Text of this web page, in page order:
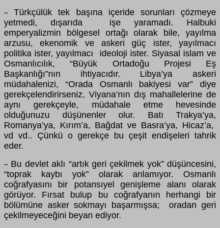
–Türkçülük tek başına içeride sorunları çözmeye
yetmedi, dışarıda işe yaramadı. Halbuki
emperyalizmin bölgesel ortağı olarak bile, yayılma
arzusu, ekenomik ve askeri güç ister, yayılmacı
politika ister, yayılmacı ideoloji ister. Siyasal islam ve
Osmanlıcılık, “Büyük Ortadoğu Projesi Eş
Başkanlığı”nın ihtiyacıdır. Libya’ya askeri
müdahalenizi, “Orada Osmanlı bakiyesi var” diye
gerekçelendirirseniz, Viyana’nın dış mahallelerine de
aynı gerekçeyle, müdahale etme hevesinde
olduğunuzu düşünenler olur. Batı Trakya’ya,
Romanya’ya, Kırım’a, Bağdat ve Basra’ya, Hicaz’a,
vd vd.. Çünkü o gerekçe bu çeşit endişeleri tahrik
eder.
– Bu devlet aklı “artık geri çekilmek yok” düşüncesini,
“toprak kaybı yok” olarak anlamıyor. Osmanlı
coğrafyasını bir potansıyel genişleme alanı olarak
görüyor. Fırsat bulup bu coğrafyanın herhangi bir
bölümüne asker sokmayı başarmışsa; oradan geri
çekilmeyeceğini beyan ediyor.